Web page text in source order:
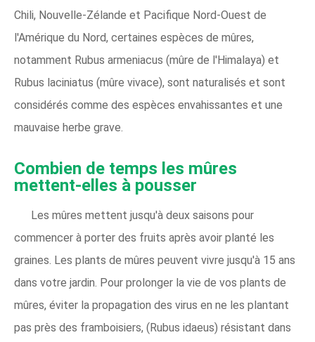
Chili, Nouvelle-Zélande et Pacifique Nord-Ouest de
l'Amérique du Nord, certaines espèces de mûres,
notamment Rubus armeniacus (mûre de l'Himalaya) et
Rubus laciniatus (mûre vivace), sont naturalisés et sont
considérés comme des espèces envahissantes et une
mauvaise herbe grave.
Combien de temps les mûres
mettent-elles à pousser
Les mûres mettent jusqu'à deux saisons pour
commencer à porter des fruits après avoir planté les
graines. Les plants de mûres peuvent vivre jusqu'à 15 ans
dans votre jardin. Pour prolonger la vie de vos plants de
mûres, éviter la propagation des virus en ne les plantant
pas près des framboisiers, (Rubus idaeus) résistant dans